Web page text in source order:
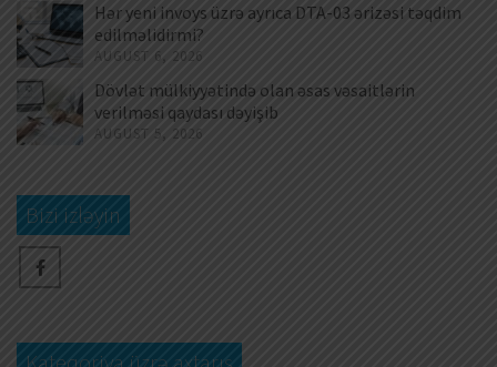
Hər yeni invoys üzrə ayrıca DTA-03 ərizəsi təqdim
edilməlidirmi?
AUGUST 6, 2026
Dövlət mülkiyyətində olan əsas vəsaitlərin
verilməsi qaydası dəyişib
AUGUST 5, 2026
Bizi izləyin